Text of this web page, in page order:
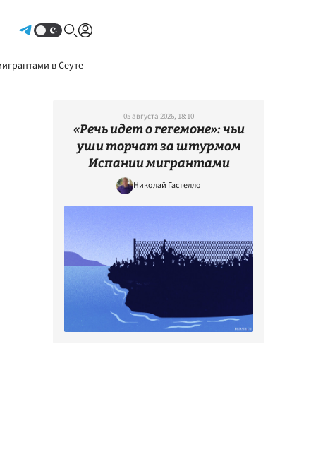
в Сеуте
05 августа 2026, 18:10
«Речь идет о гегемоне»: чьи
уши торчат за штурмом
Испании мигрантами
Николай Гастелло